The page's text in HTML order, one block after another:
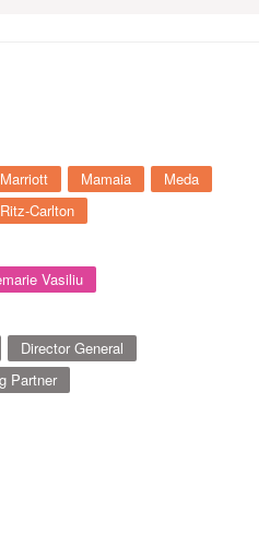
Mamaia
Meda
Carlton
Vasiliu
Director General
Partner